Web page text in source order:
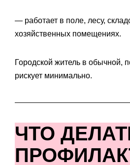
— работает в поле, лесу,
хозяйственных помещениях.
Городской житель в обычной,
рискует минимально.
ЧТО